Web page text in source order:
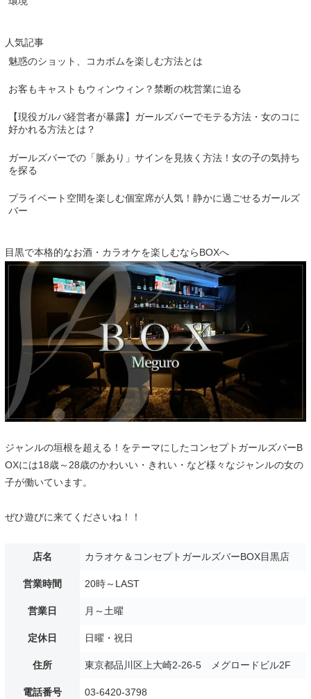
人気記事
魅惑のショット、コカボムを楽しむ方法とは
お客もキャストもウィンウィン？禁断の枕営業に迫る
【現役ガルバ経営者が暴露】ガールズバーでモテる方法・女のコに
好かれる方法とは？
ガールズバーでの「脈あり」サインを見抜く方法！女の子の気持ち
を探る
プライベート空間を楽しむ個室席が人気！静かに過ごせるガールズ
バー
目黒で本格的なお酒・カラオケを楽しむならBOXへ
ジャンルの垣根を超える！をテーマにしたコンセプトガールズバーB
OXには18歳～28歳のかわいい・きれい・など様々なジャンルの女の
子が働いています。
ぜひ遊びに来てくださいね！！
店名 カラオケ＆コンセプトガールズバーBOX目黒店
営業時間 20時～LAST
営業日 月～土曜
定休日 日曜・祝日
住所 東京都品川区上大崎2-26-5 メグロードビル2F
電話番号 03-6420-3798